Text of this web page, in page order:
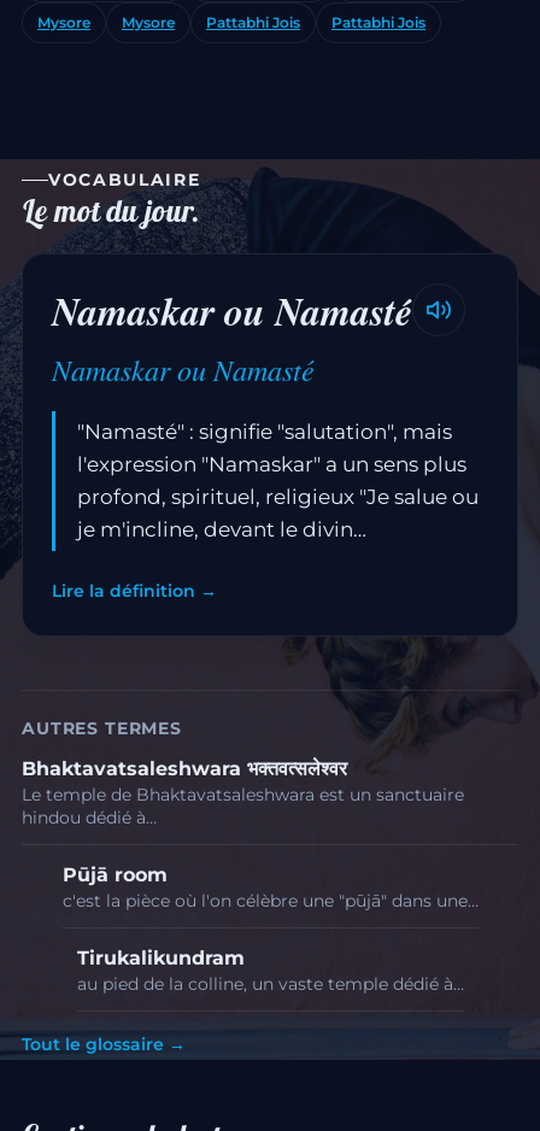
Mysore Mysore Pattabhi Jois Pattabhi Jois
VOCABULAIRE
Le mot du jour.
Namaskar ou Namasté
Namaskar ou Namasté
"Namasté" : signifie "salutation", mais
l'expression "Namaskar" a un sens plus
profond, spirituel, religieux "Je salue ou
je m'incline, devant le divin…
Lire la définition →
AUTRES TERMES
Bhaktavatsaleshwara भक्तवत्सलेश्वर
Le temple de Bhaktavatsaleshwara est un sanctuaire
hindou dédié à…
Pūjā room
c'est la pièce où l'on célèbre une "pūjā" dans une…
Tirukalikundram
au pied de la colline, un vaste temple dédié à…
Tout le glossaire →